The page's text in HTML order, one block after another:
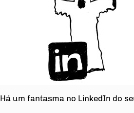
Há um fantasma no LinkedIn do